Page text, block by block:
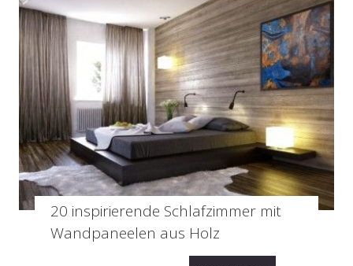
20 inspirierende Schlafzimmer mit
Wandpaneelen aus Holz